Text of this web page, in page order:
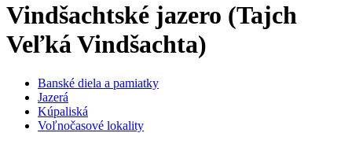
Vindšachtské jazero (Tajch
Veľká Vindšachta)
Banské diela a pamiatky
Jazerá
Kúpaliská
Voľnočasové lokality